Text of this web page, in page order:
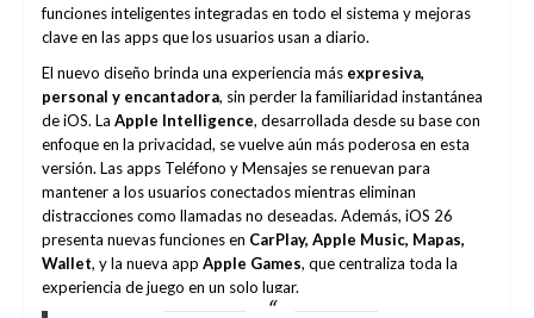
funciones inteligentes integradas en todo el sistema y mejoras
clave en las apps que los usuarios usan a diario.
El nuevo diseño brinda una experiencia más expresiva,
personal y encantadora, sin perder la familiaridad instantánea
de iOS. La Apple Intelligence, desarrollada desde su base con
enfoque en la privacidad, se vuelve aún más poderosa en esta
versión. Las apps Teléfono y Mensajes se renuevan para
mantener a los usuarios conectados mientras eliminan
distracciones como llamadas no deseadas. Además, iOS 26
presenta nuevas funciones en CarPlay, Apple Music, Mapas,
Wallet, y la nueva app Apple Games, que centraliza toda la
experiencia de juego en un solo lugar.